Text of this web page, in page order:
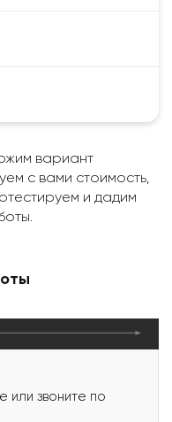
вариант
с вами стоимость,
и дадим
или звоните по